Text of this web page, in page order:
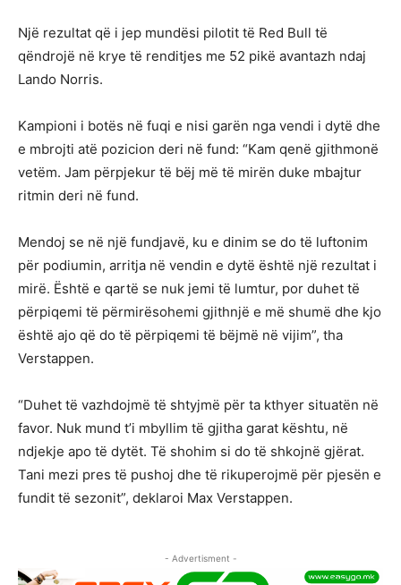
Një rezultat që i jep mundësi pilotit të Red Bull të
qëndrojë në krye të renditjes me 52 pikë avantazh ndaj
Lando Norris.
Kampioni i botës në fuqi e nisi garën nga vendi i dytë dhe
e mbrojti atë pozicion deri në fund: “Kam qenë gjithmonë
vetëm. Jam përpjekur të bëj më të mirën duke mbajtur
ritmin deri në fund.
Mendoj se në një fundjavë, ku e dinim se do të luftonim
për podiumin, arritja në vendin e dytë është një rezultat i
mirë. Është e qartë se nuk jemi të lumtur, por duhet të
përpiqemi të përmirësohemi gjithnjë e më shumë dhe kjo
është ajo që do të përpiqemi të bëjmë në vijim”, tha
Verstappen.
“Duhet të vazhdojmë të shtyjmë për ta kthyer situatën në
favor. Nuk mund t’i mbyllim të gjitha garat kështu, në
ndjekje apo të dytët. Të shohim si do të shkojnë gjërat.
Tani mezi pres të pushoj dhe të rikuperojmë për pjesën e
fundit të sezonit”, deklaroi Max Verstappen.
- Advertisment -